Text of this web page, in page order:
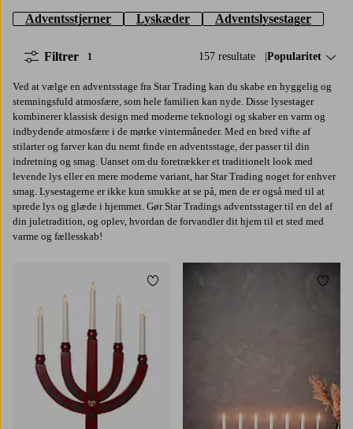
Adventsstjerner Lyskæder Adventslysestager
157 resultate Sorter efter:
Popularitet
Filtrer 1
Ved at vælge en adventsstage fra Star Trading kan du skabe en hyggelig og
stemningsfuld atmosfære, som hele familien kan nyde. Disse lysestager
kombinerer klassisk design med moderne teknologi og skaber en varm og
indbydende atmosfære i de mørke vintermåneder. Med en bred vifte af
stilarter og farver kan du nemt finde en adventsstage, der passer til din
indretning og smag. Uanset om du foretrækker et traditionelt look med
levende lys eller en mere moderne variant, har Star Trading noget for enhver
smag. Lysestagerne er ikke kun smukke at se på, men de er også med til at
sprede lys og glæde i hjemmet. Gør Star Tradings adventsstager til en del af
din juletradition, og oplev, hvordan de forvandler dit hjem til et sted med
varme og fællesskab!
Tilføj til favoritter